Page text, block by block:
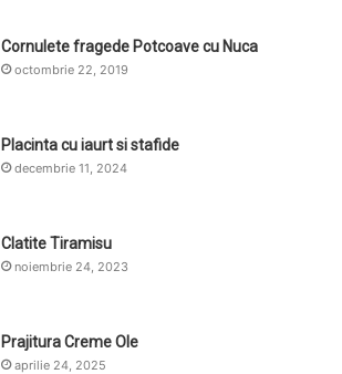
Cornulete fragede Potcoave cu Nuca
octombrie 22, 2019
Placinta cu iaurt si stafide
decembrie 11, 2024
Clatite Tiramisu
noiembrie 24, 2023
Prajitura Creme Ole
aprilie 24, 2025